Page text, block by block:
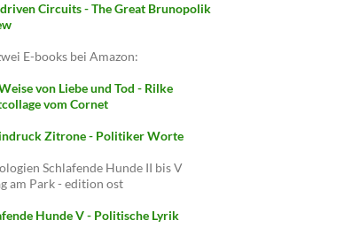
Circuits - The Great Brunopolik
E-books bei Amazon:
von Liebe und Tod - Rilke
vom Cornet
Zitrone - Politiker Worte
Schlafende Hunde II bis V
am Park - edition ost
Hunde V - Politische Lyrik